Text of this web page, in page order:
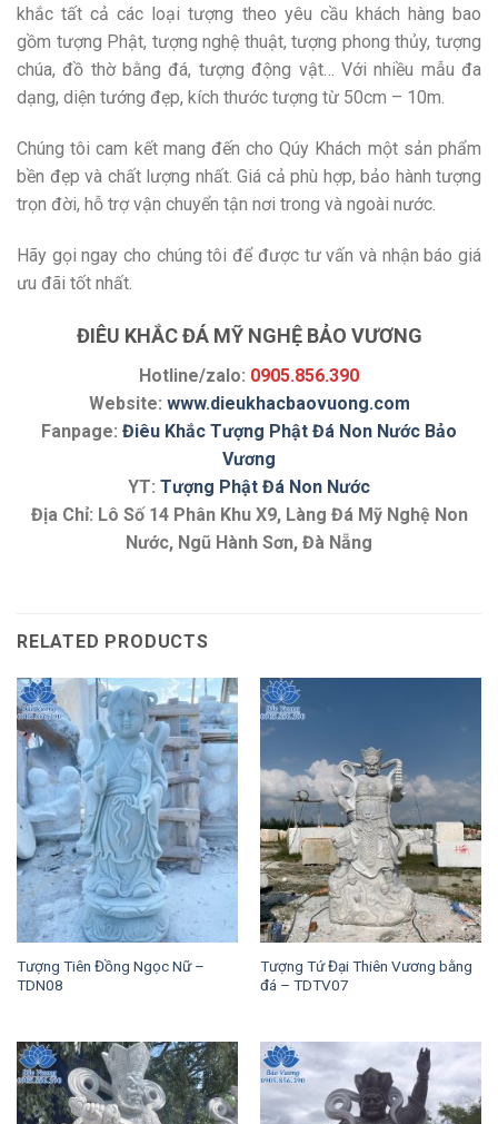
khắc tất cả các loại tượng theo yêu cầu khách hàng bao
gồm tượng Phật, tượng nghệ thuật, tượng phong thủy, tượng
chúa, đồ thờ bằng đá, tượng động vật… Với nhiều mẫu đa
dạng, diện tướng đẹp, kích thước tượng từ 50cm – 10m.
Chúng tôi cam kết mang đến cho Qúy Khách một sản phẩm
bền đẹp và chất lượng nhất. Giá cả phù hợp, bảo hành tượng
trọn đời, hỗ trợ vận chuyển tận nơi trong và ngoài nước.
Hãy gọi ngay cho chúng tôi để được tư vấn và nhận báo giá
ưu đãi tốt nhất.
ĐIÊU KHẮC ĐÁ MỸ NGHỆ BẢO VƯƠNG
Hotline/zalo: 0905.856.390
Website: www.dieukhacbaovuong.com
Fanpage: Điêu Khắc Tượng Phật Đá Non Nước Bảo
Vương
YT: Tượng Phật Đá Non Nước
Địa Chỉ: Lô Số 14 Phân Khu X9, Làng Đá Mỹ Nghệ Non
Nước, Ngũ Hành Sơn, Đà Nẵng
RELATED PRODUCTS
Tượng Tiên Đồng Ngọc Nữ –
TDN08
Tượng Tứ Đại Thiên Vương bằng
đá – TDTV07